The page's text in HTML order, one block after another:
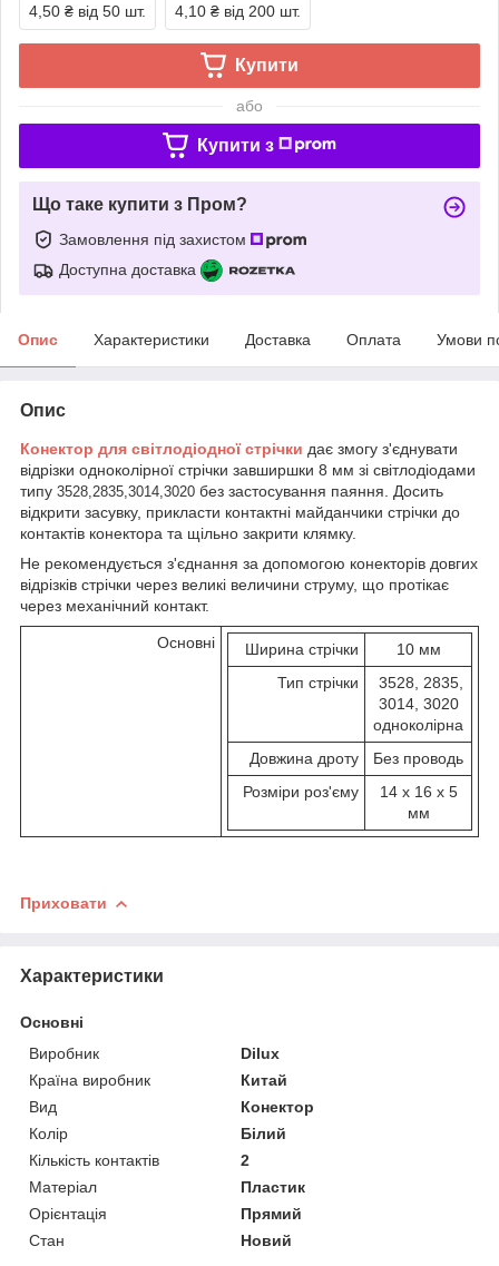
4,50 ₴ від 50 шт. 4,10 ₴ від 200 шт.
Купити
або
Купити з
Що таке купити з Пром?
Замовлення під захистом
Доступна доставка
Опис Характеристики Доставка Оплата Умови
Опис
Конектор для світлодіодної стрічки дає змогу з'єднувати
відрізки одноколірної стрічки завширшки 8 мм зі світлодіодами
типу 3528,2835,3014,3020 без застосування паяння. Досить
відкрити засувку, прикласти контактні майданчики стрічки до
контактів конектора та щільно закрити клямку.
Не рекомендується з'єднання за допомогою конекторів довгих
відрізків стрічки через великі величини струму, що протікає
через механічний контакт.
Основні Ширина стрічки
10 мм
Тип стрічки
3528, 2835,
3014, 3020
одноколірна
Довжина дроту
Без проводь
Розміри роз'єму
14 х 16 х 5
мм
Приховати
Характеристики
Основні
Виробник
Dilux
Країна виробник
Китай
Вид
Конектор
Колір
Білий
Кількість контактів
2
Матеріал
Пластик
Орієнтація
Прямий
Стан
Новий